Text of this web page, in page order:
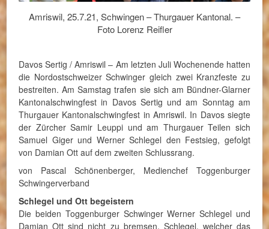
Amriswil, 25.7.21, Schwingen – Thurgauer Kantonal. –
Foto Lorenz Reifler
Davos Sertig / Amriswil – Am letzten Juli Wochenende hatten
die Nordostschweizer Schwinger gleich zwei Kranzfeste zu
bestreiten. Am Samstag trafen sie sich am Bündner-Glarner
Kantonalschwingfest in Davos Sertig und am Sonntag am
Thurgauer Kantonalschwingfest in Amriswil. In Davos siegte
der Zürcher Samir Leuppi und am Thurgauer Teilen sich
Samuel Giger und Werner Schlegel den Festsieg, gefolgt
von Damian Ott auf dem zweiten Schlussrang.
von Pascal Schönenberger, Medienchef Toggenburger
Schwingerverband
Schlegel und Ott begeistern
Die beiden Toggenburger Schwinger Werner Schlegel und
Damian Ott sind nicht zu bremsen. Schlegel, welcher das